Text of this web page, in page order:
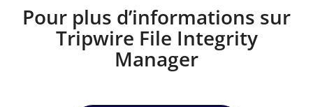
Pour plus d’informations sur
Tripwire File Integrity
Manager